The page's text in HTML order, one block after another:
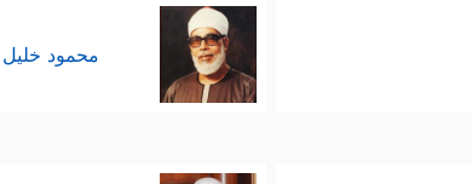
محمود